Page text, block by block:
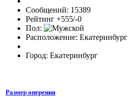
Сообщений: 15389
Рейтинг +555/-0
Пол:
Расположение: Екатеринбург
Город: Екатеринбург
Размер оперения